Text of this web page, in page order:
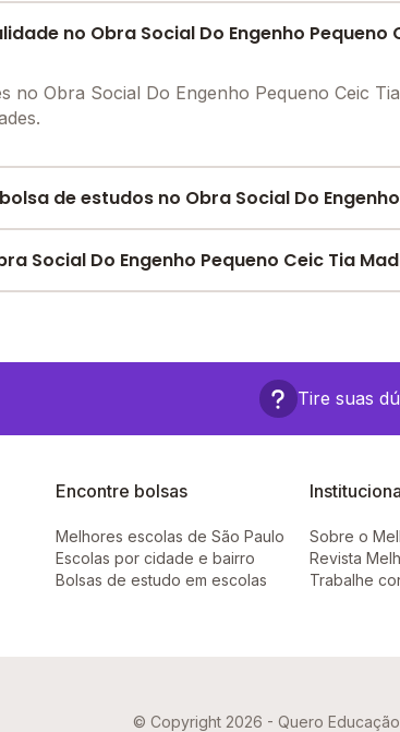
no Obra Social Do Engenho Pequeno
no Obra Social Do Engenho Pequeno Ceic
de estudos no Obra Social Do
no Melhor Escola e encontre o melhor
Social Do Engenho Pequeno Ceic Tia
Tire suas
Encontre bolsas
Melhores escolas de São Paulo
Escolas por cidade e bairro
Bolsas de estudo em escolas
Sobre o
Revista
Trabalhe
© Copyright 2026 - Quero Educação